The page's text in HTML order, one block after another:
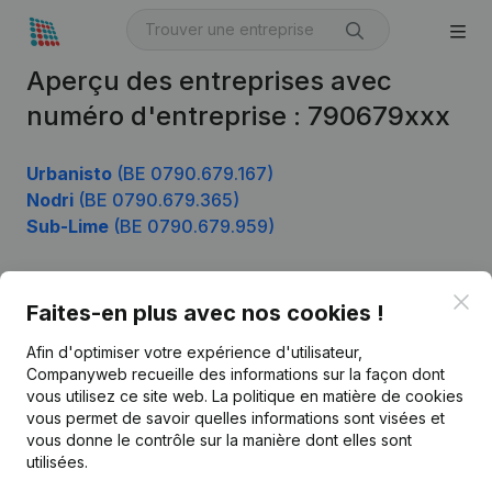
Aperçu des entreprises avec
numéro d'entreprise : 790679xxx
Urbanisto (BE 0790.679.167)
Nodri (BE 0790.679.365)
Sub-Lime (BE 0790.679.959)
Faites-en plus avec nos cookies !
Afin d'optimiser votre expérience d'utilisateur,
Companyweb recueille des informations sur la façon dont
vous utilisez ce site web. La politique en matière de cookies
vous permet de savoir quelles informations sont visées et
vous donne le contrôle sur la manière dont elles sont
utilisées.
Français
Kantorenpark Everest
Produit
Informations d’entreprise
Monitoring
Recherche internationale